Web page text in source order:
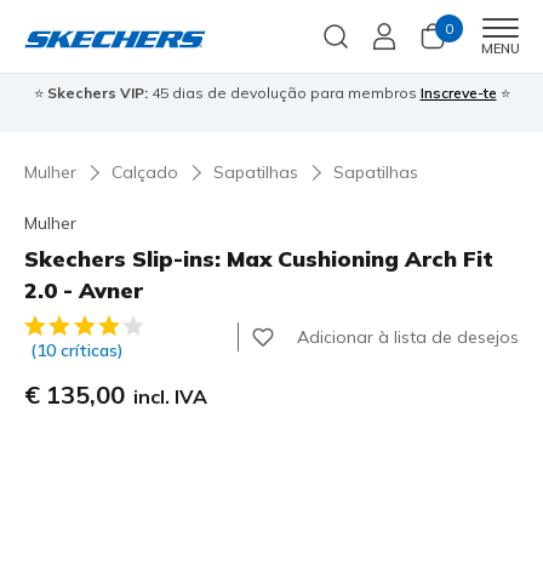
0
MENU
⭐ Skechers VIP:45 dias de devolução para membros Inscreve-te ⭐
Mulher Calçado Sapatilhas Sapatilhas
Mulher
Skechers Slip-ins: Max Cushioning Arch Fit
2.0 - Avner
4$3 de 5 – Classificação do cliente
(10 críticas)
Adicionar à lista de desejos
€ 135,00 incl. IVA